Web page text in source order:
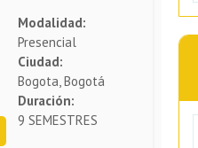
Modalidad:
Presencial
Ciudad:
Bogota, Bogotá
Duración:
9 SEMESTRES